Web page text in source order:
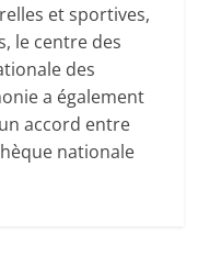
et sportives,
le centre des
des
a également
accord entre
nationale